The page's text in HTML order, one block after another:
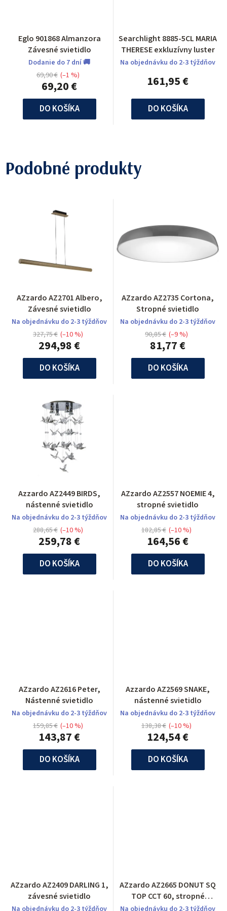
Eglo 901868 Almanzora
Závesné svietidlo
Dodanie do 7 dní 🚚
69,20 €
69,90 € (–1 %)
DO KOŠÍKA
Searchlight 8885-5CL MARIA
THERESE exkluzívny luster
Na objednávku do 2-3 týždňov
161,95 €
DO KOŠÍKA
Podobné produkty
AZzardo AZ2701 Albero,
Závesné svietidlo
Na objednávku do 2-3 týždňov
294,98 €
327,75 € (–10 %)
DO KOŠÍKA
AZzardo AZ2735 Cortona,
Stropné svietidlo
Na objednávku do 2-3 týždňov
81,77 €
90,85 € (–9 %)
DO KOŠÍKA
Azzardo AZ2449 BIRDS,
nástenné svietidlo
Na objednávku do 2-3 týždňov
259,78 €
288,65 € (–10 %)
DO KOŠÍKA
AZzardo AZ2557 NOEMIE 4,
stropné svietidlo
Na objednávku do 2-3 týždňov
164,56 €
182,85 € (–10 %)
DO KOŠÍKA
AZzardo AZ2616 Peter,
Nástenné svietidlo
Na objednávku do 2-3 týždňov
143,87 €
159,85 € (–10 %)
DO KOŠÍKA
Azzardo AZ2569 SNAKE,
nástenné svietidlo
Na objednávku do 2-3 týždňov
124,54 €
138,38 € (–10 %)
DO KOŠÍKA
AZzardo AZ2409 DARLING 1,
závesné svietidlo
Na objednávku do 2-3 týždňov
AZzardo AZ2665 DONUT SQ
TOP CCT 60, stropné
svietidlo
Na objednávku do 2-3 týždňov